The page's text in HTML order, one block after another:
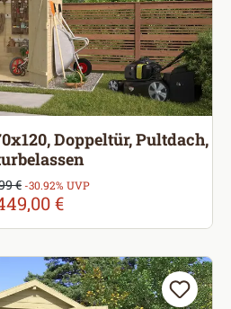
Doppeltür, Pultdach,
€
Preis:
€ -30.92% UVP